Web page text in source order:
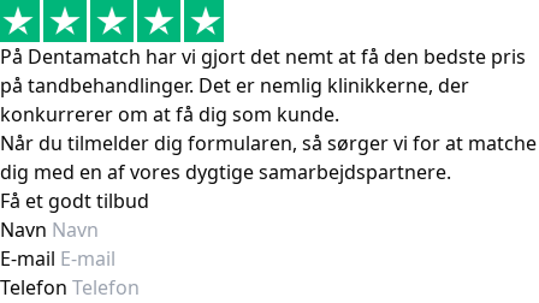
På Dentamatch har vi gjort det nemt at få den bedste pris
på tandbehandlinger. Det er nemlig klinikkerne, der
konkurrerer om at få dig som kunde.
Når du tilmelder dig formularen, så sørger vi for at matche
dig med en af vores dygtige samarbejdspartnere.
Få et godt tilbud
Navn
E-mail
Telefon